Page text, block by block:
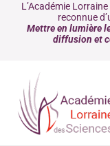
L’Académie
reconnue
Mettre en lumière
diffusion et